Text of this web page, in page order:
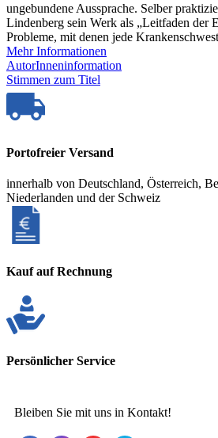
ungebundene Aussprache. Selber
Lindenberg sein Werk als „Leitfaden der
Probleme, mit denen jede
Mehr Informationen
AutorInneninformation
Stimmen zum Titel
Portofreier Versand
innerhalb von Deutschland, Österreich,
Niederlanden und der Schweiz
Kauf auf Rechnung
Persönlicher Service
Bleiben Sie mit uns in Kontakt!